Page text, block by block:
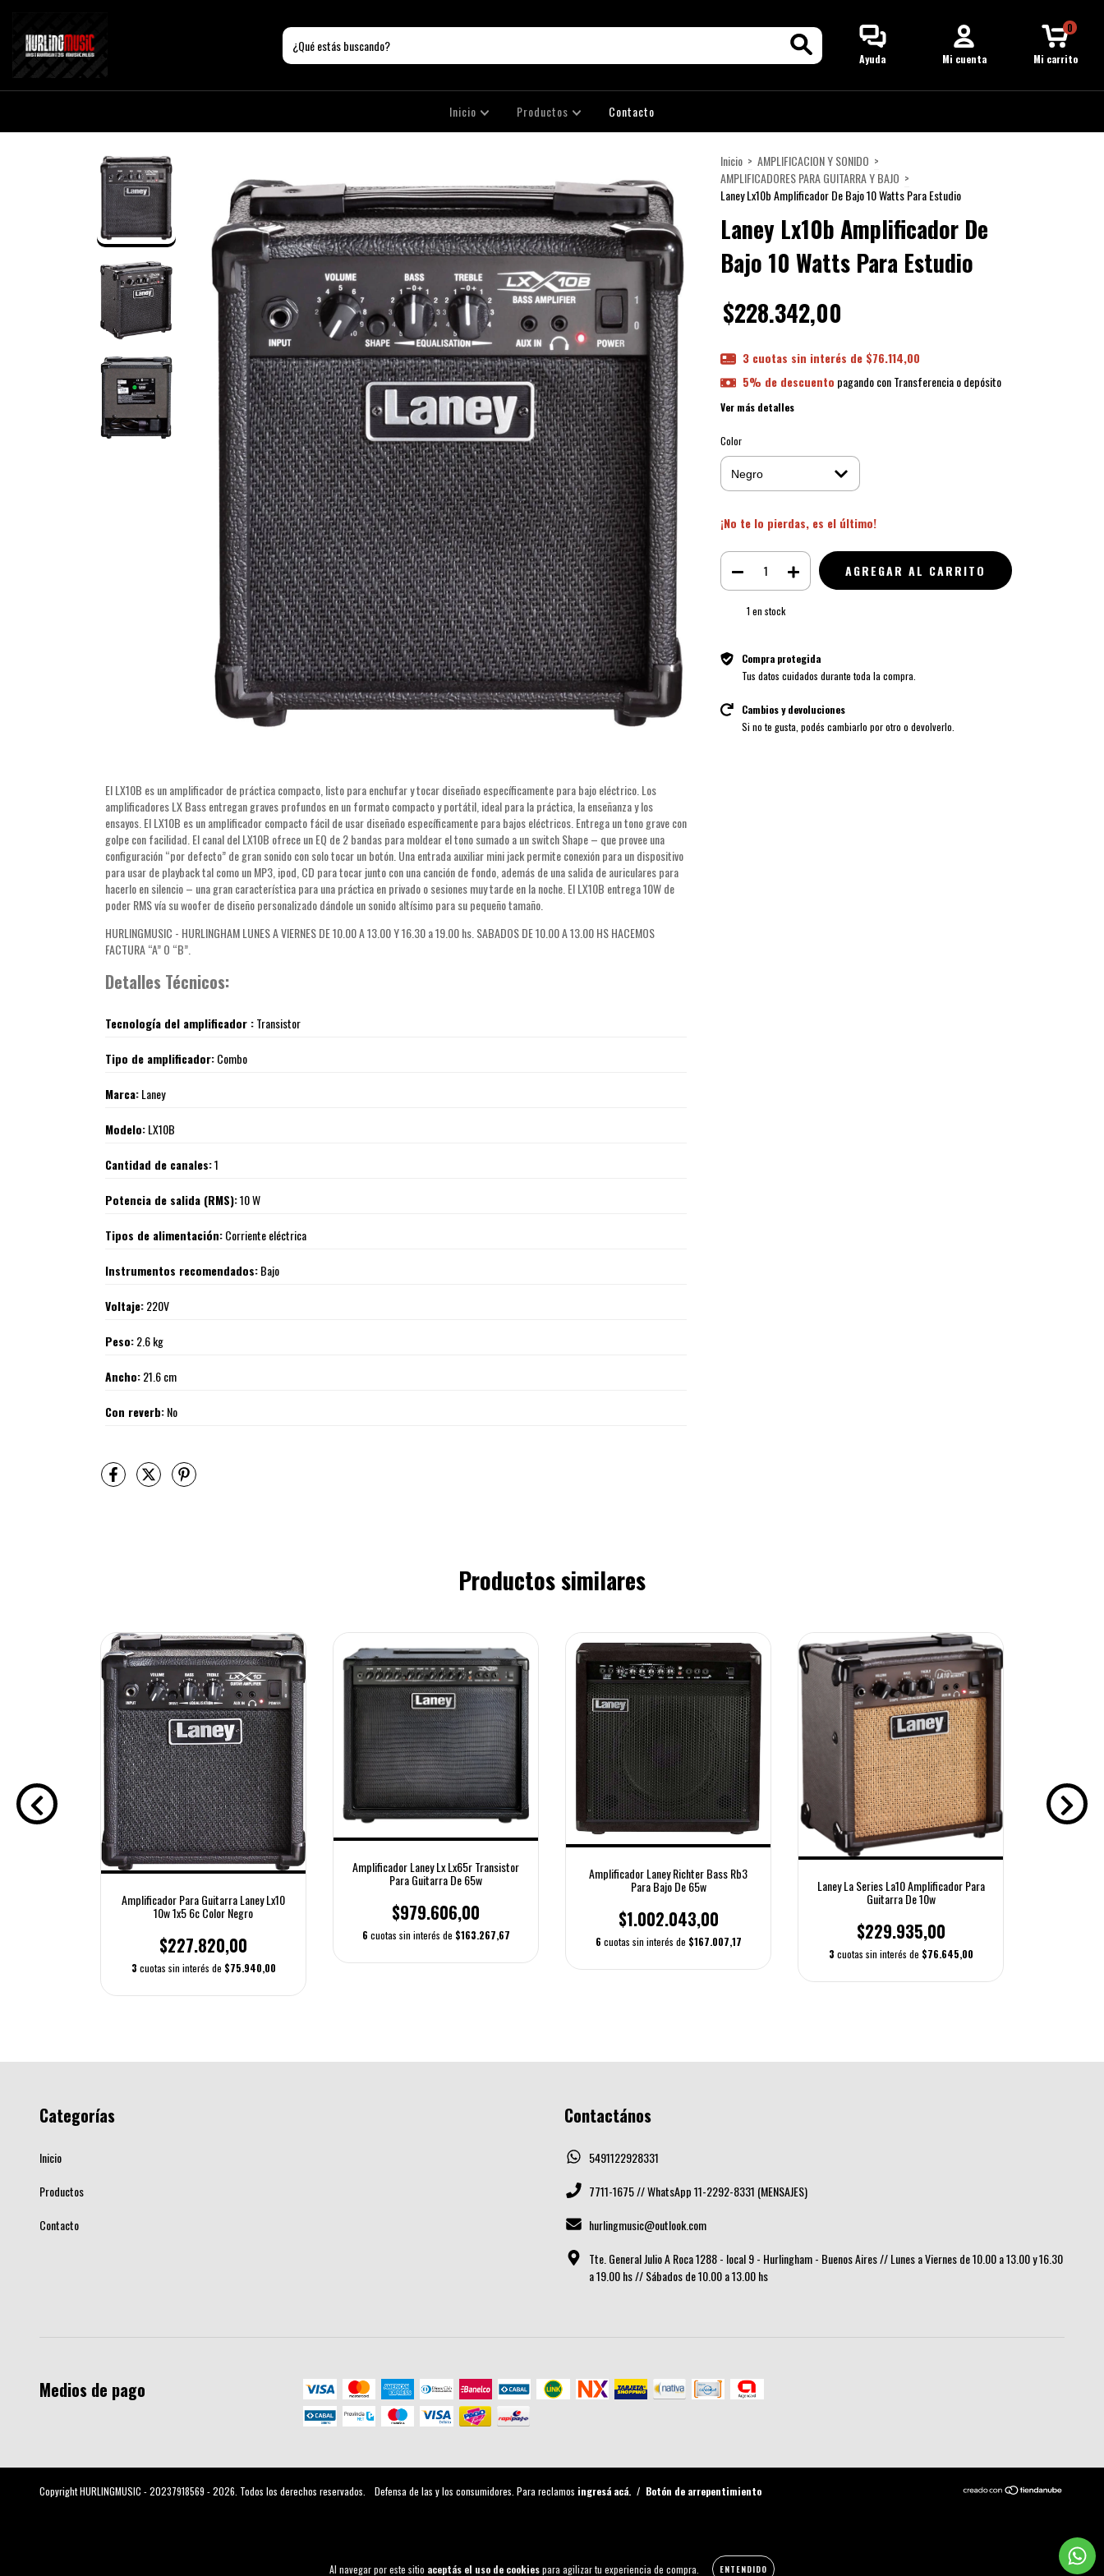
Ayuda Mi cuenta Mi carrito
0
Inicio Productos Contacto
Al navegar por este sitio aceptás el uso de cookiespara agilizar tu experiencia de compra. ENTENDIDO
El LX10B es un amplificador de práctica compacto, listo para enchufar y tocar diseñado específicamente para bajo eléctrico. Los
amplificadores LX Bass entregan graves profundos en un formato compacto y portátil, ideal para la práctica, la enseñanza y los
ensayos. El LX10B es un amplificador compacto fácil de usar diseñado específicamente para bajos eléctricos. Entrega un tono grave con
golpe con facilidad. El canal del LX10B ofrece un EQ de 2 bandas para moldear el tono sumado a un switch Shape – que provee una
configuración “por defecto” de gran sonido con solo tocar un botón. Una entrada auxiliar mini jack permite conexión para un dispositivo
para usar de playback tal como un MP3, ipod, CD para tocar junto con una canción de fondo, además de una salida de auriculares para
hacerlo en silencio – una gran característica para una práctica en privado o sesiones muy tarde en la noche. El LX10B entrega 10W de
poder RMS vía su woofer de diseño personalizado dándole un sonido altísimo para su pequeño tamaño.
HURLINGMUSIC - HURLINGHAM LUNES A VIERNES DE 10.00 A 13.00 Y 16.30 a 19.00 hs. SABADOS DE 10.00 A 13.00 HS HACEMOS
FACTURA “A” O “B”.
Detalles Técnicos:
Tecnología del amplificador :Transistor
Tipo de amplificador:Combo
Marca:Laney
Modelo:LX10B
Cantidad de canales:1
Potencia de salida (RMS):10 W
Tipos de alimentación:Corriente eléctrica
Instrumentos recomendados:Bajo
Voltaje:220V
Peso:2.6 kg
Ancho:21.6 cm
Con reverb:No
Inicio > AMPLIFICACION Y SONIDO >
AMPLIFICADORES PARA GUITARRA Y BAJO >
Laney Lx10b Amplificador De Bajo 10 Watts Para Estudio
Laney Lx10b Amplificador De
Bajo 10 Watts Para Estudio
$228.342,00
3 cuotas sin interés de $76.114,00
5% de descuento pagando con Transferencia o depósito
Ver más detalles
Color
¡No te lo pierdas, es el último!
1 en stock
Compra protegida
Tus datos cuidados durante toda la compra.
Cambios y devoluciones
Si no te gusta, podés cambiarlo por otro o devolverlo.
Productos similares
Amplificador Para Guitarra Laney Lx10
10w 1x5 6c Color Negro
$227.820,00
3 cuotas sin interés de $75.940,00
Amplificador Laney Lx Lx65r Transistor
Para Guitarra De 65w
$979.606,00
6 cuotas sin interés de $163.267,67
Amplificador Laney Richter Bass Rb3
Para Bajo De 65w
$1.002.043,00
6 cuotas sin interés de $167.007,17
Laney La Series La10 Amplificador Para
Guitarra De 10w
$229.935,00
3 cuotas sin interés de $76.645,00
Categorías
Inicio
Productos
Contacto
Contactános
5491122928331
7711-1675 // WhatsApp 11-2292-8331 (MENSAJES)
hurlingmusic@outlook.com
Tte. General Julio A Roca 1288 - local 9 - Hurlingham - Buenos Aires // Lunes a Viernes de 10.00 a 13.00 y 16.30
a 19.00 hs // Sábados de 10.00 a 13.00 hs
Medios de pago
Copyright HURLINGMUSIC - 20237918569 - 2026. Todos los derechos reservados. Defensa de las y los consumidores. Para reclamos ingresá acá. / Botón de arrepentimiento